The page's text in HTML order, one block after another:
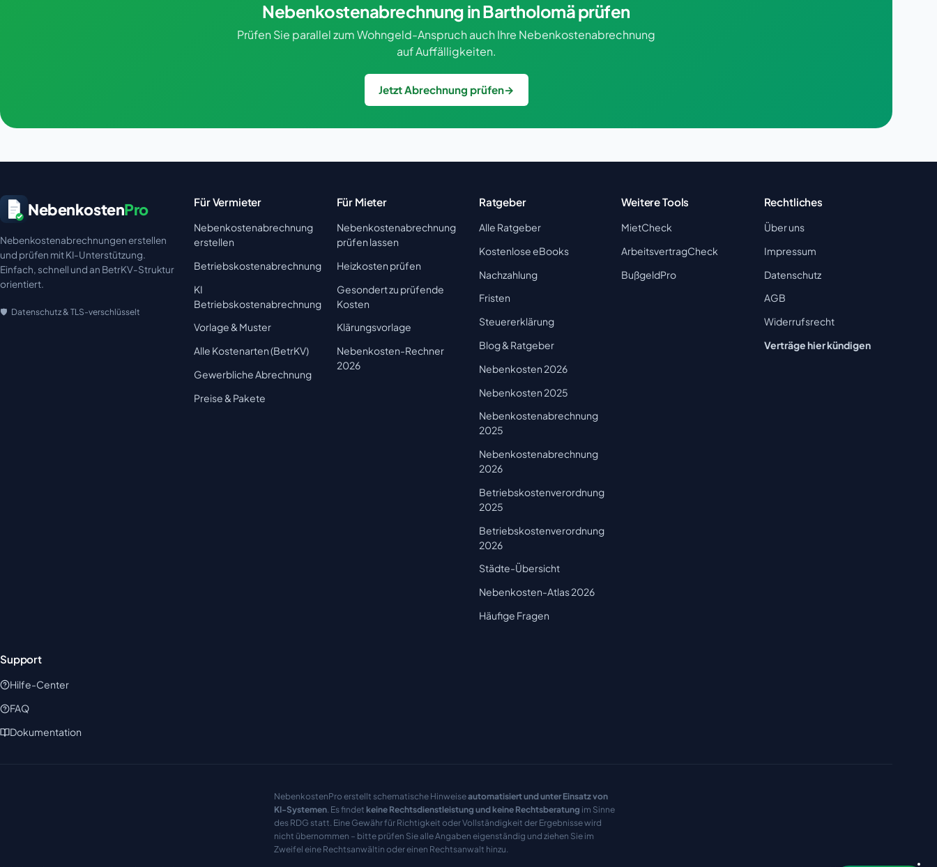
Nebenkostenabrechnung in Bartholomä prüfen
Prüfen Sie parallel zum Wohngeld-Anspruch auch Ihre Nebenkostenabrechnung
auf Auffälligkeiten.
Jetzt Abrechnung prüfen→
NebenkostenPro
Nebenkostenabrechnungen erstellen
und prüfen mit KI-Unterstützung.
Einfach, schnell und an BetrKV-Struktur
orientiert.
Datenschutz & TLS-verschlüsselt
Für Vermieter
Nebenkostenabrechnung
erstellen
Betriebskostenabrechnung
KI
Betriebskostenabrechnung
Vorlage & Muster
Alle Kostenarten (BetrKV)
Gewerbliche Abrechnung
Preise & Pakete
Für Mieter
Nebenkostenabrechnung
prüfen lassen
Heizkosten prüfen
Gesondert zu prüfende
Kosten
Klärungsvorlage
Nebenkosten-Rechner
2026
Ratgeber
Alle Ratgeber
Kostenlose eBooks
Nachzahlung
Fristen
Steuererklärung
Blog & Ratgeber
Nebenkosten 2026
Nebenkosten 2025
Nebenkostenabrechnung
2025
Nebenkostenabrechnung
2026
Betriebskostenverordnung
2025
Betriebskostenverordnung
2026
Städte-Übersicht
Nebenkosten-Atlas 2026
Häufige Fragen
Weitere Tools
MietCheck
ArbeitsvertragCheck
BußgeldPro
Rechtliches
Über uns
Impressum
Datenschutz
AGB
Widerrufsrecht
Verträge hier kündigen
Support
Hilfe-Center
FAQ
Dokumentation
NebenkostenPro erstellt schematische Hinweiseautomatisiert und unter Einsatz von
KI-Systemen. Es findet keine Rechtsdienstleistung und keine Rechtsberatung im Sinne
des RDG statt. Eine Gewähr für Richtigkeit oder Vollständigkeit der Ergebnisse wird
nicht übernommen – bitte prüfen Sie alle Angaben eigenständig und ziehen Sie im
Zweifel eine Rechtsanwältin oder einen Rechtsanwalt hinzu.